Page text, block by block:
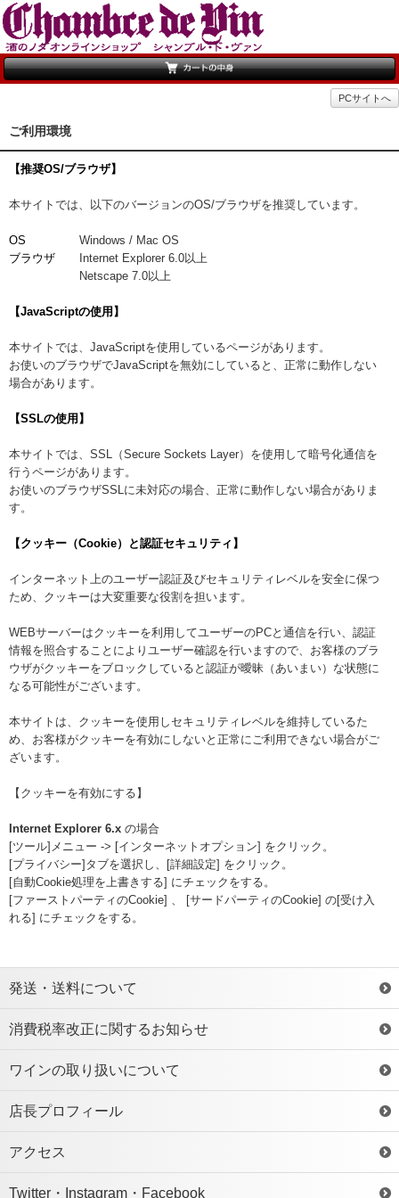
PCサイトへ
ご利用環境
【推奨OS/ブラウザ】
本サイトでは、以下のバージョンのOS/ブラウザを推奨しています。
OS
Windows / Mac OS
ブラウザ
Internet Explorer 6.0以上
Netscape 7.0以上
【JavaScriptの使用】
本サイトでは、JavaScriptを使用しているページがあります。
お使いのブラウザでJavaScriptを無効にしていると、正常に動作しない
場合があります。
【SSLの使用】
本サイトでは、SSL（Secure Sockets Layer）を使用して暗号化通信を
行うページがあります。
お使いのブラウザSSLに未対応の場合、正常に動作しない場合がありま
す。
【クッキー（Cookie）と認証セキュリティ】
インターネット上のユーザー認証及びセキュリティレベルを安全に保つ
ため、クッキーは大変重要な役割を担います。
WEBサーバーはクッキーを利用してユーザーのPCと通信を行い、認証
情報を照合することによりユーザー確認を行いますので、お客様のブラ
ウザがクッキーをブロックしていると認証が曖昧（あいまい）な状態に
なる可能性がございます。
本サイトは、クッキーを使用しセキュリティレベルを維持しているた
め、お客様がクッキーを有効にしないと正常にご利用できない場合がご
ざいます。
【クッキーを有効にする】
Internet Explorer 6.x の場合
[ツール]メニュー -> [インターネットオプション] をクリック。
[プライバシー]タブを選択し、[詳細設定] をクリック。
[自動Cookie処理を上書きする] にチェックをする。
[ファーストパーティのCookie] 、 [サードパーティのCookie] の[受け入
れる] にチェックをする。
発送・送料について
消費税率改正に関するお知らせ
ワインの取り扱いについて
店長プロフィール
アクセス
Twitter・Instagram・Facebook